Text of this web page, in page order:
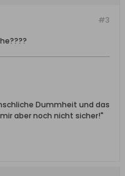
#3
Dummheit und das
aber noch nicht sicher!"